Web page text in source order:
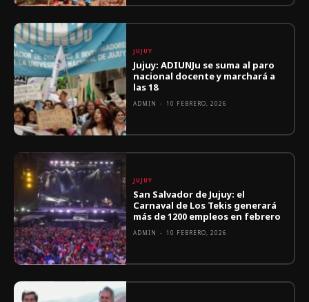
JUJUY
Jujuy: ADIUNJu se suma al paro
nacional docente y marchará a
las 18
ADMIN - 10 FEBRERO, 2026
JUJUY
San Salvador de Jujuy: el
Carnaval de Los Tekis generará
más de 1200 empleos en febrero
ADMIN - 10 FEBRERO, 2026